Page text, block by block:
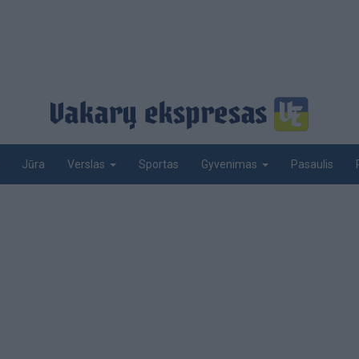
Jūra Verslas Sportas Gyvenimas Pasaulis